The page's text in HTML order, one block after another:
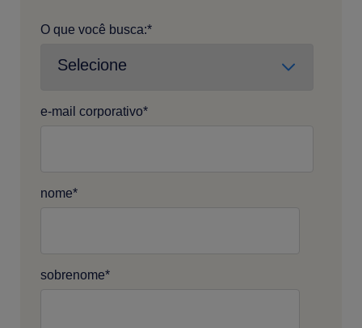
O que você busca:*
e-mail corporativo*
nome*
sobrenome*